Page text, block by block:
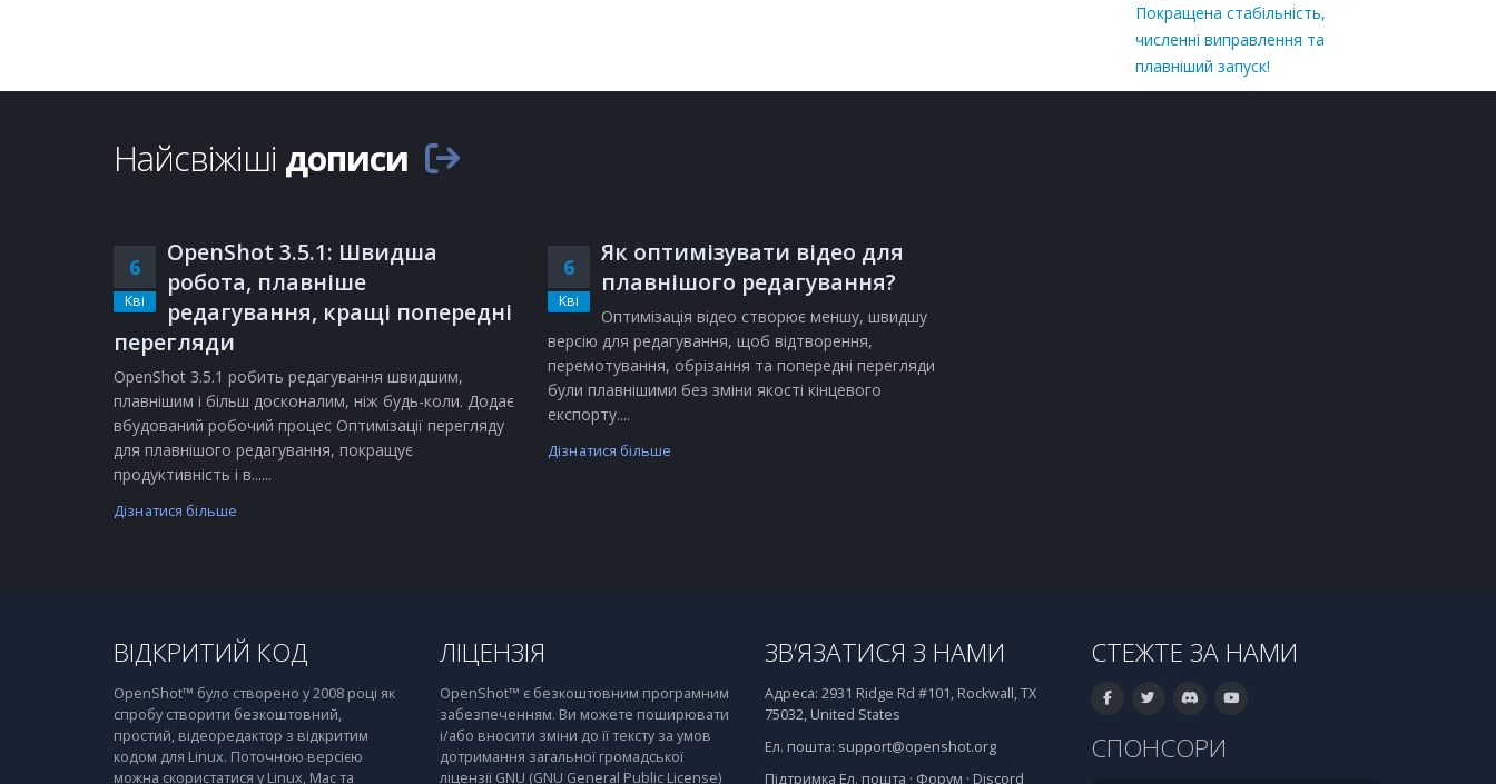
Покращена стабільність,
численні виправлення та
плавніший запуск!
Найсвіжіші дописи
6
Кві
OpenShot 3.5.1: Швидша
робота, плавніше
редагування, кращі попередні
перегляди
OpenShot 3.5.1 робить редагування швидшим,
плавнішим і більш досконалим, ніж будь-коли. Додає
вбудований робочий процес Оптимізації перегляду
для плавнішого редагування, покращує
продуктивність і в......
Дізнатися більше
6
Кві
Як оптимізувати відео для
плавнішого редагування?
Оптимізація відео створює меншу, швидшу
версію для редагування, щоб відтворення,
перемотування, обрізання та попередні перегляди
були плавнішими без зміни якості кінцевого
експорту....
Дізнатися більше
ВІДКРИТИЙ КОД
OpenShot™ було створено у 2008 році як
спробу створити безкоштовний,
простий, відеоредактор з відкритим
кодом для Linux. Поточною версією
можна скористатися у Linux, Mac та
ЛІЦЕНЗІЯ
OpenShot™ є безкоштовним програмним
забезпеченням. Ви можете поширювати
і/або вносити зміни до її тексту за умов
дотримання загальної громадської
ліцензії GNU (GNU General Public License)
ЗВ’ЯЗАТИСЯ З НАМИ
Адреса: 2931 Ridge Rd #101, Rockwall, TX
75032, United States
Ел. пошта: support@openshot.org
Підтримка Ел. пошта · Форум · Discord
СТЕЖТЕ ЗА НАМИ
СПОНСОРИ